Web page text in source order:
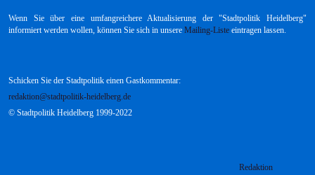
Wenn Sie über eine umfangreichere Aktualisierung der "Stadtpolitik Heidelberg"
informiert werden wollen, können Sie sich in unsere Mailing-Liste eintragen lassen.
Schicken Sie der Stadtpolitik einen Gastkommentar:
redaktion@stadtpolitik-heidelberg.de
© Stadtpolitik Heidelberg 1999-2022
Redaktion